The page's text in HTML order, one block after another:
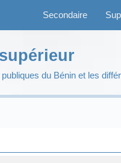
Secondaire
du Bénin et les